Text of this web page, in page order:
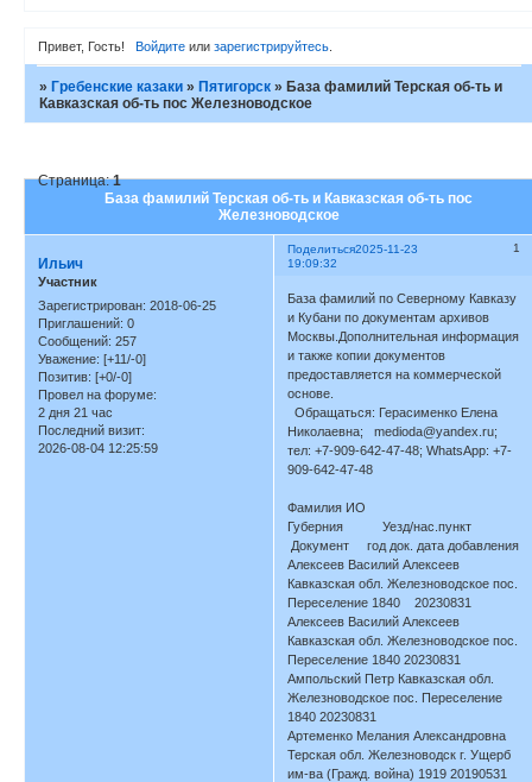
Привет, Гость! Войдитеили зарегистрируйтесь.
»Гребенские казаки »Пятигорск »База фамилий Терская об-ть и
Кавказская об-ть пос Железноводское
База фамилий Терская об-ть и Кавказская об-ть пос
Железноводское
Страница:1
Поделиться 1
2025-11-23
19:09:32
Ильич
Участник
Зарегистрирован: 2018-06-25
Приглашений: 0
Сообщений: 257
Уважение: [+11/-0]
Позитив: [+0/-0]
Провел на форуме:
2 дня 21 час
Последний визит:
2026-08-04 12:25:59
База фамилий по Северному Кавказу
и Кубани по документам архивов
Москвы.Дополнительная информация
и также копии документов
предоставляется на коммерческой
основе.
Обращаться: Герасименко Елена
Николаевна; medioda@yandex.ru;
тел: +7-909-642-47-48; WhatsApp: +7-
909-642-47-48
Фамилия ИО
Губерния Уезд/нас.пункт
Документ год док. дата добавления
Алексеев Василий Алексеев
Кавказская обл. Железноводское пос.
Переселение 1840 20230831
Алексеев Василий Алексеев
Кавказская обл. Железноводское пос.
Переселение 1840 20230831
Ампольский Петр Кавказская обл.
Железноводское пос. Переселение
1840 20230831
Артеменко Мелания Александровна
Терская обл. Железноводск г. Ущерб
им-ва (Гражд. война) 1919 20190531